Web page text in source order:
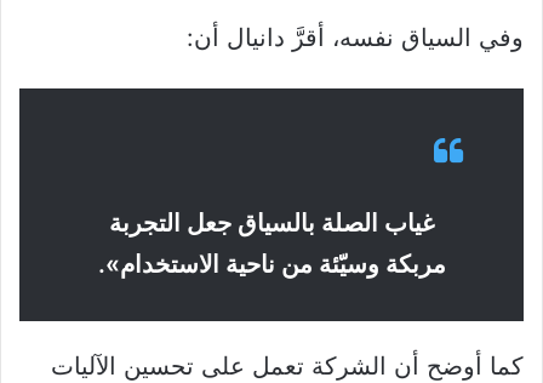
وفي السياق نفسه، أقرَّ دانيال أن:
غياب الصلة بالسياق جعل التجربة
مربكة وسيّئة من ناحية الاستخدام».
كما أوضح أن الشركة تعمل على تحسين الآليات